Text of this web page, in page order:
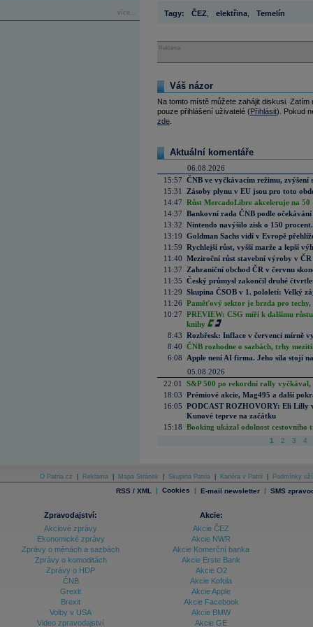
více... Tagy: ČEZ elektřina Temelín
Reklama
Váš názor
Na tomto místě můžete zahájit diskusi.
pouze přihlášení uživatelé (Přihlásit). Pokud
zde
Aktuální komentáře
06.08.2026
15:57 ČNB ve vyčkávacím režimu, zvýšení
15:31
Zásoby plynu v EU jsou pro toto
14:47 Růst MercadoLibre akceleruje na
14:37 Bankovní rada ČNB podle
13:32 Nintendo navýšilo zisk o 150
13:19 Goldman Sachs vidí v Evropě
11:59 Rychlejší růst, vyšší marže a lepší
11:40 Meziroční růst stavební výroby v
11:37
Zahraniční obchod ČR v červnu
11:35 Český průmysl zakončil druhé
11:29 Skupina ČSOB v 1. pololetí: Velký
11:26 Paměťový sektor je brzda pro techy,
10:27 PREVIEW: CSG míří k dalšímu
knihy
8:43 Rozbřesk: Inflace v červenci mírně
8:40 ČNB rozhodne o sazbách, trhy
6:08
Apple není AI firma. Jeho síla stojí
05.08.2026
22:01
S&P 500 po rekordní rally vyčkával,
18:03 Prémiové akcie, Mag495 a další
16:05 PODCAST ROZHOVORY: Eli Lilly
Kunové teprve na začátku
15:18 Booking ukázal odolnost cestovního
1 2 3 4
O Patria.cz Reklama Mapa Stránek Skupina Patria Kariéra v Patrii Podmínky
RSS / XML | Cookies | E-mail newsletter | SMS
Zpravodajství:
Akciové zprávy
Ekonomické zprávy
Zprávy o měnách a sazbách
Zprávy o komoditách
Zprávy o HDP
ČNB
Grexit
Brexit
Volby v USA
Video zpravodajství
Akcie:
Akcie ČEZ
Akcie NWR
Akcie Komerční banka
Akcie Erste Bank
Akcie O2
Akcie Kofola
Akcie Apple
Akcie Facebook
Akcie BMW
Akcie GE